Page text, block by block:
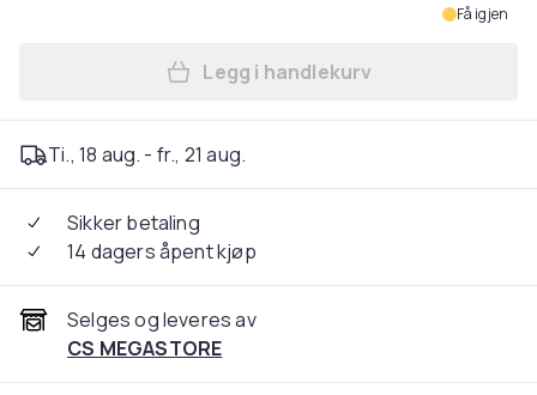
Få igjen
Legg Noblechairs ICON -
Legg i handlekurv
Ti., 18 aug. - fr., 21 aug.
Sikker betaling
14 dagers åpent kjøp
Selges og leveres av
CS MEGASTORE